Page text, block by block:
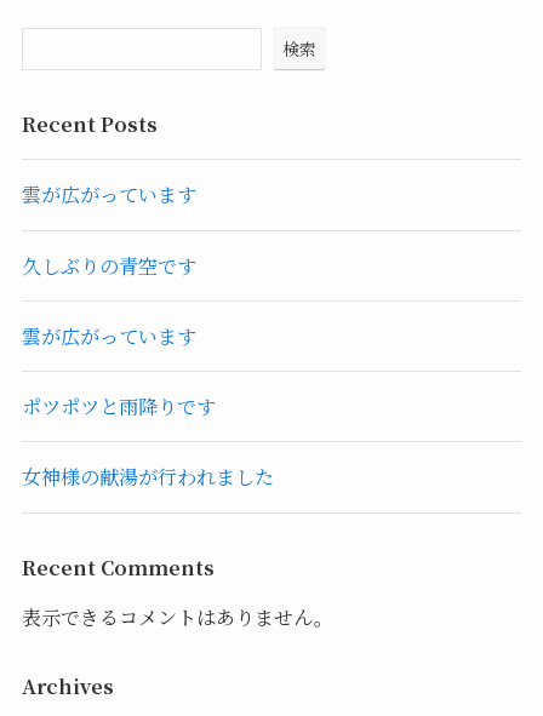
検索
Recent Posts
雲が広がっています
久しぶりの青空です
雲が広がっています
ポツポツと雨降りです
女神様の献湯が行われました
Recent Comments
表示できるコメントはありません。
Archives